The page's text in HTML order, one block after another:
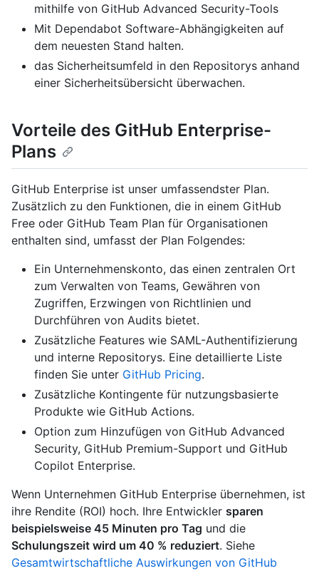
mithilfe von GitHub Advanced Security-Tools
Mit Dependabot Software-Abhängigkeiten auf
dem neuesten Stand halten.
das Sicherheitsumfeld in den Repositorys anhand
einer Sicherheitsübersicht überwachen.
Vorteile des GitHub Enterprise-
Plans
GitHub Enterprise ist unser umfassendster Plan.
Zusätzlich zu den Funktionen, die in einem GitHub
Free oder GitHub Team Plan für Organisationen
enthalten sind, umfasst der Plan Folgendes:
Ein Unternehmenskonto, das einen zentralen Ort
zum Verwalten von Teams, Gewähren von
Zugriffen, Erzwingen von Richtlinien und
Durchführen von Audits bietet.
Zusätzliche Features wie SAML-Authentifizierung
und interne Repositorys. Eine detaillierte Liste
finden Sie unter GitHub Pricing.
Zusätzliche Kontingente für nutzungsbasierte
Produkte wie GitHub Actions.
Option zum Hinzufügen von GitHub Advanced
Security, GitHub Premium-Support und GitHub
Copilot Enterprise.
Wenn Unternehmen GitHub Enterprise übernehmen, ist
ihre Rendite (ROI) hoch. Ihre Entwickler sparen
beispielsweise 45 Minuten pro Tag und die
Schulungszeit wird um 40 % reduziert. Siehe
Gesamtwirtschaftliche Auswirkungen von GitHub